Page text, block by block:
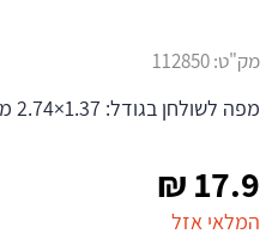
17.9
₪
המלאי אזל
מק"ט:112850
מפה לשולחן בגודל: 1.37×2.74 מטר